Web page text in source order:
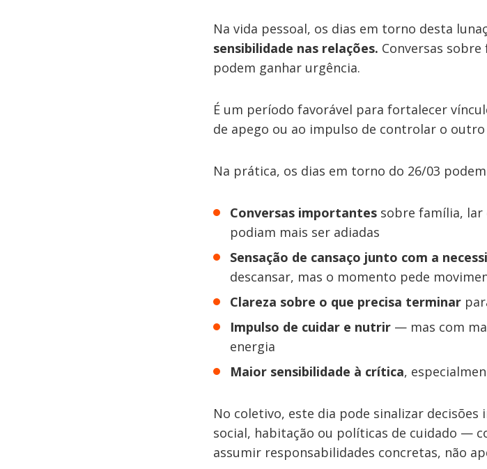
Na vida pessoal, os dias em torno desta
sensibilidade nas relações. Conversas
podem ganhar urgência.
É um período favorável para fortalecer
de apego ou ao impulso de controlar o
Na prática, os dias em torno do 26/03
Conversas importantes sobre família, lar
podiam mais ser adiadas
Sensação de cansaço junto com a
descansar, mas o momento pede
Clareza sobre o que precisa terminar
Impulso de cuidar e nutrir — mas com
energia
Maior sensibilidade à crítica,
No coletivo, este dia pode sinalizar
social, habitação ou políticas de cuidado —
assumir responsabilidades concretas, não